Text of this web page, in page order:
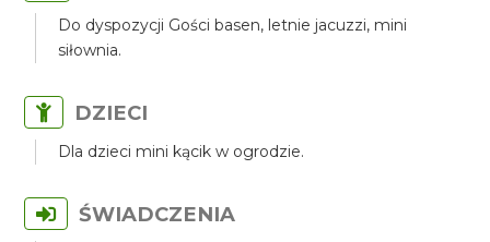
Do dyspozycji Gości basen, letnie jacuzzi, mini
siłownia.
DZIECI
Dla dzieci mini kącik w ogrodzie.
ŚWIADCZENIA